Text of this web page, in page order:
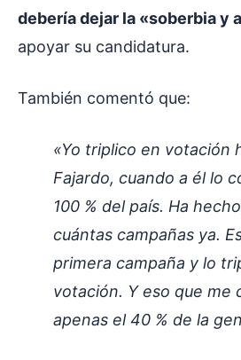
debería dejar la «soberbia y
apoyar su candidatura.
También comentó que:
«Yo triplico en votación
Fajardo, cuando a él lo
100 % del país. Ha
cuántas campañas ya.
primera campaña y lo
votación. Y eso que me
apenas el 40 % de la